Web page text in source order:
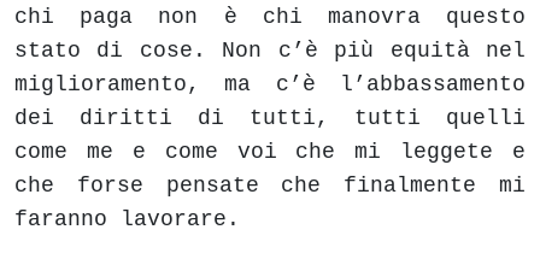
chi paga non è chi manovra questo
stato di cose. Non c’è più equità nel
miglioramento, ma c’è l’abbassamento
dei diritti di tutti, tutti quelli
come me e come voi che mi leggete e
che forse pensate che finalmente mi
faranno lavorare.